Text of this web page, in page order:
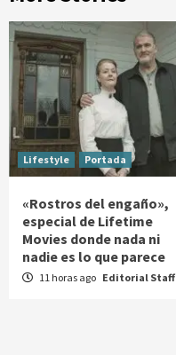
Lifestyle Portada
«Rostros del engaño»,
especial de Lifetime
Movies donde nada ni
nadie es lo que parece
11 horas ago Editorial Staff